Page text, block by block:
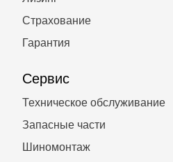
Страхование
Гарантия
Сервис
Техническое обслуживание
Запасные части
Шиномонтаж